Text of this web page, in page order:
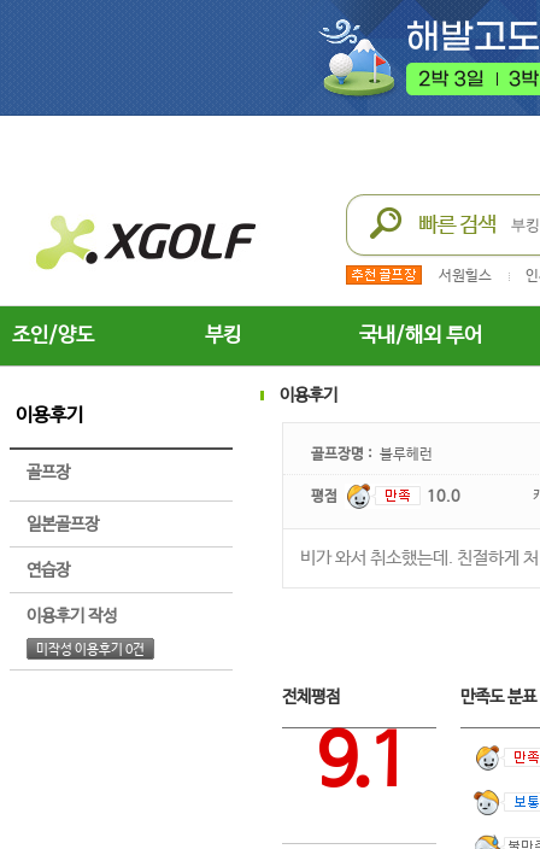
서원힐스
조인/양도 부킹 국내/해외 투어
이용후기
골프장
일본골프장
연습장
이용후기 작성
미작성 이용후기 0건
이용후기
골프장명 : 블루헤런
평점 10.0
비가 와서 취소했는데. 친절하게
전체평점
9.1
만족도 분